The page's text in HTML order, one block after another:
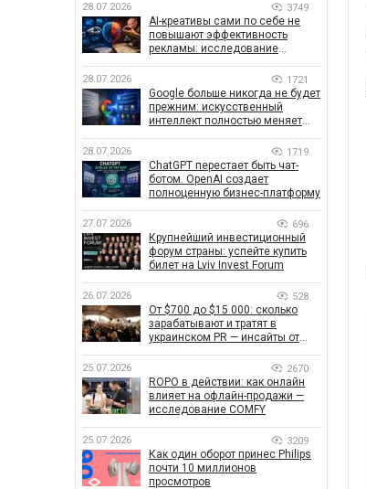
28.07.2026 3749
AI-креативы сами по себе не
повышают эффективность
рекламы: исследование
влияет на эффективность
кампаний
28.07.2026 1721
Google больше никогда не будет
прежним: искусственный
интеллект полностью меняет
28.07.2026 1719
ChatGPT перестает быть чат-
ботом. OpenAI создает
полноценную бизнес-платформу
27.07.2026 696
Крупнейший инвестиционный
форум страны: успейте купить
билет на Lviv Invest Forum
26.07.2026 528
От $700 до $15 000: сколько
зарабатывают и тратят в
украинском PR — инсайты от
25.07.2026 2670
ROPO в действии: как онлайн
влияет на офлайн-продажи —
исследование COMFY
25.07.2026 3209
Как один оборот принес Philips
почти 10 миллионов
просмотров